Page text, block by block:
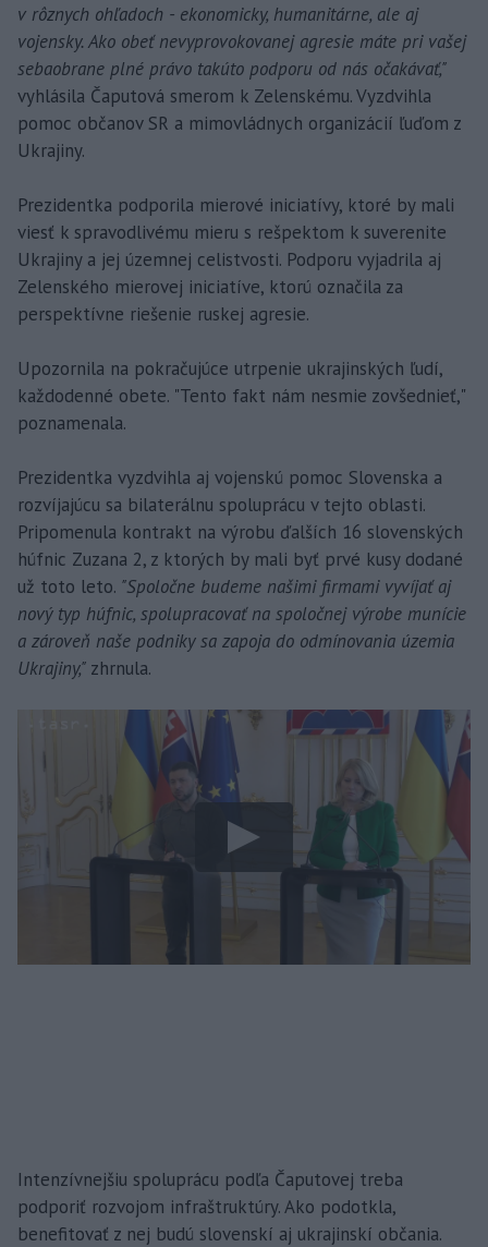
v rôznych ohľadoch - ekonomicky, humanitárne, ale aj
vojensky. Ako obeť nevyprovokovanej agresie máte pri vašej
sebaobrane plné právo takúto podporu od nás očakávať,"
vyhlásila Čaputová smerom k Zelenskému. Vyzdvihla
pomoc občanov SR a mimovládnych organizácií ľuďom z
Ukrajiny.
Prezidentka podporila mierové iniciatívy, ktoré by mali
viesť k spravodlivému mieru s rešpektom k suverenite
Ukrajiny a jej územnej celistvosti. Podporu vyjadrila aj
Zelenského mierovej iniciatíve, ktorú označila za
perspektívne riešenie ruskej agresie.
Upozornila na pokračujúce utrpenie ukrajinských ľudí,
každodenné obete. "Tento fakt nám nesmie zovšednieť,"
poznamenala.
Prezidentka vyzdvihla aj vojenskú pomoc Slovenska a
rozvíjajúcu sa bilaterálnu spoluprácu v tejto oblasti.
Pripomenula kontrakt na výrobu ďalších 16 slovenských
húfnic Zuzana 2, z ktorých by mali byť prvé kusy dodané
už toto leto. "Spoločne budeme našimi firmami vyvíjať aj
nový typ húfnic, spolupracovať na spoločnej výrobe munície
a zároveň naše podniky sa zapoja do odmínovania územia
Ukrajiny," zhrnula.
Intenzívnejšiu spoluprácu podľa Čaputovej treba
podporiť rozvojom infraštruktúry. Ako podotkla,
benefitovať z nej budú slovenskí aj ukrajinskí občania.